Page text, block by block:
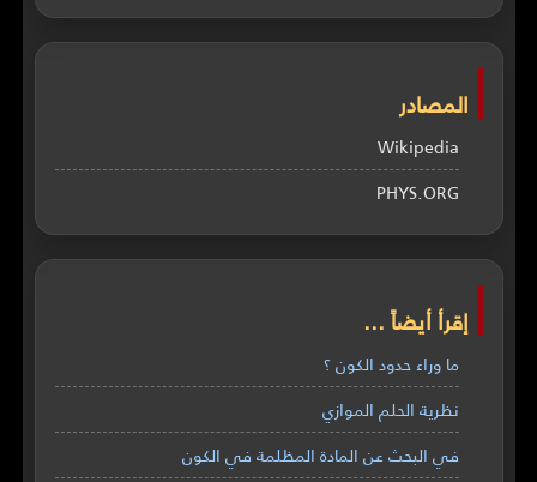
المصادر
Wikipedia
PHYS.ORG
إقرأ أيضاً ...
ما وراء حدود الكون ؟
نظرية الحلم الموازي
في البحث عن المادة المظلمة في الكون